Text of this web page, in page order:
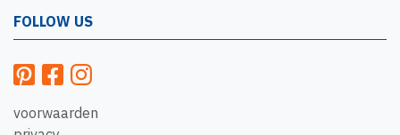
FOLLOW US
voorwaarden